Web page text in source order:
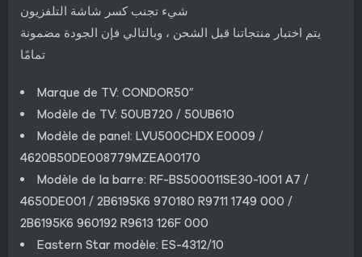
شيء تجنب كسر شاشة التلفزيون
يتم اختبار منتجاتنا قبل الشحن ، وبالتالي فإن الجودة مضمونة
تمامًا
Marque de TV: CONDOR50″
Modèle de TV: 50UB720 / 50UB610
Modèle de panel: LVU500CHDX E0009 /
4620B50DE008779MZEA00170
Modèle de la barre: RF-BS500011SE30-1001 A7 /
4650DE001 / 2B6195K6 970180 R9711 1749 000 /
2B6195K6 960192 R9613 126F 000
Eastern Star modèle: ES-4312/10